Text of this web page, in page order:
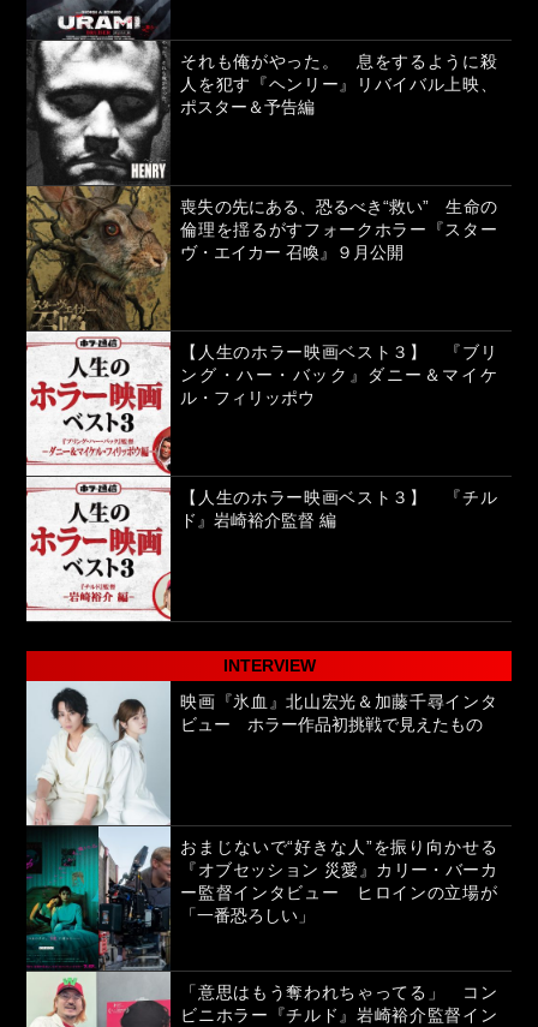
それも俺がやった。 息をするように殺
人を犯す『ヘンリー』リバイバル上映、
ポスター＆予告編
喪失の先にある、恐るべき“救い” 生命の
倫理を揺るがすフォークホラー『スター
ヴ・エイカー 召喚』９月公開
【人生のホラー映画ベスト３】 『ブリ
ング・ハー・バック』ダニー＆マイケ
ル・フィリッポウ
【人生のホラー映画ベスト３】 『チル
ド』岩崎裕介監督 編
INTERVIEW
映画『氷血』北山宏光＆加藤千尋インタ
ビュー ホラー作品初挑戦で見えたもの
おまじないで“好きな人”を振り向かせる
『オブセッション 災愛』カリー・バーカ
ー監督インタビュー ヒロインの立場が
「一番恐ろしい」
「意思はもう奪われちゃってる」 コン
ビニホラー『チルド』岩崎裕介監督イン